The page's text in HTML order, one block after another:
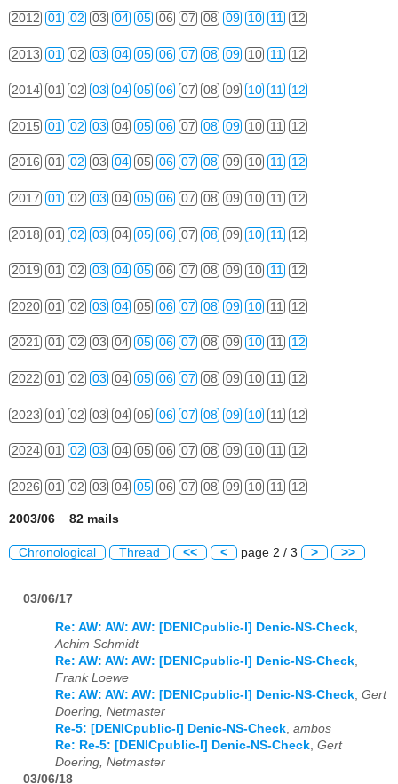
2012 01 02 03 04 05 06 07 08 09 10 11 12
2013 01 02 03 04 05 06 07 08 09 10 11 12
2014 01 02 03 04 05 06 07 08 09 10 11 12
2015 01 02 03 04 05 06 07 08 09 10 11 12
2016 01 02 03 04 05 06 07 08 09 10 11 12
2017 01 02 03 04 05 06 07 08 09 10 11 12
2018 01 02 03 04 05 06 07 08 09 10 11 12
2019 01 02 03 04 05 06 07 08 09 10 11 12
2020 01 02 03 04 05 06 07 08 09 10 11 12
2021 01 02 03 04 05 06 07 08 09 10 11 12
2022 01 02 03 04 05 06 07 08 09 10 11 12
2023 01 02 03 04 05 06 07 08 09 10 11 12
2024 01 02 03 04 05 06 07 08 09 10 11 12
2026 01 02 03 04 05 06 07 08 09 10 11 12
2003/06 82 mails
Chronological Thread << < page 2 / 3 > >>
03/06/17
Re: AW: AW: AW: [DENICpublic-l] Denic-NS-Check,
Achim Schmidt
Re: AW: AW: AW: [DENICpublic-l] Denic-NS-Check,
Frank Loewe
Re: AW: AW: AW: [DENICpublic-l] Denic-NS-Check, Gert
Doering, Netmaster
Re-5: [DENICpublic-l] Denic-NS-Check, ambos
Re: Re-5: [DENICpublic-l] Denic-NS-Check, Gert
Doering, Netmaster
03/06/18